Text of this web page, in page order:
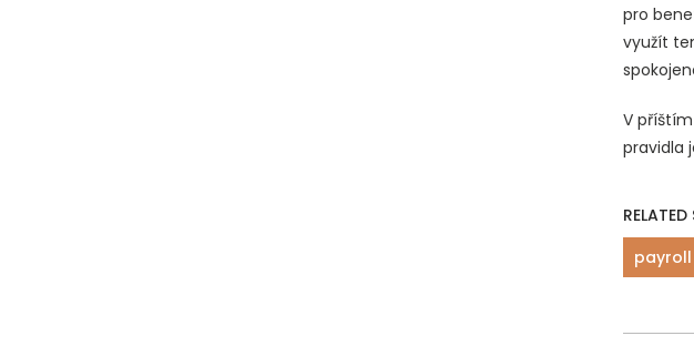
pro
využít
V
pravidla
RELATED